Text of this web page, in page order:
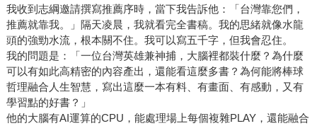
我收到志綱邀請撰寫推薦序時，當下我告訴他：「台灣靠您們，
推薦就靠我。」隔天凌晨，我就看完全書稿。我的思緒就像水龍
頭的強勁水流，根本關不住。我可以寫五千字，但我會忍住。
我的問題是：「一位台灣英雄兼神捕，大腦裡都裝什麼？為什麼
可以有如此高精密的內容產出，還能看這麼多書？為何能將棒球
哲理融合人生智慧，寫出這麼一本有料、有畫面、有感動，又有
學習點的好書？」
他的大腦有AI運算的CPU，能處理場上每個複雜PLAY，還能融合